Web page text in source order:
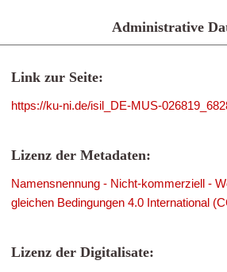
Administrative
Link zur Seite:
https://ku-ni.de/isil_DE-MUS-
Lizenz der Metadaten:
Namensnennung - Nicht-kommerziell -
gleichen Bedingungen 4.0 International
Lizenz der Digitalisate: